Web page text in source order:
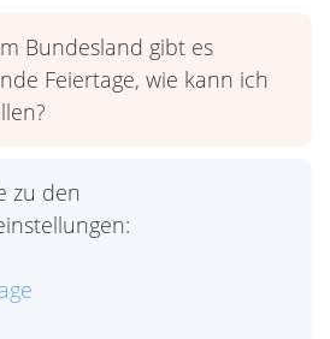
Bundesland gibt es
Feiertage, wie kann ich
zu den